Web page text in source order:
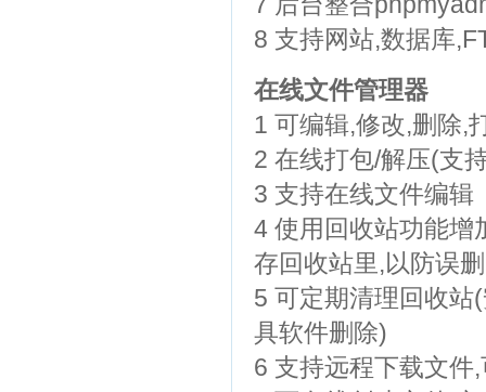
8 支持网站,数据库
在线文件管理器
1 可编辑,修改,删除,
2 在线打包/解压(支
3 支持在线文件编辑
4 使用回收站功能增
存回收站里,以防误
5 可定期清理回收站
具软件删除)
6 支持远程下载文件